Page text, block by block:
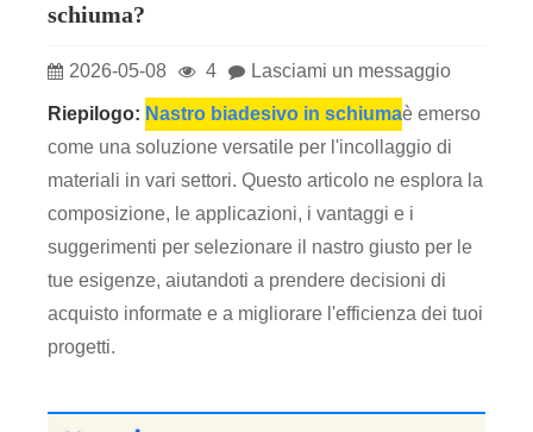
schiuma?
2026-05-08 4 Lasciami un messaggio
Riepilogo: Nastro biadesivo in schiumaè emerso
come una soluzione versatile per l'incollaggio di
materiali in vari settori. Questo articolo ne esplora la
composizione, le applicazioni, i vantaggi e i
suggerimenti per selezionare il nastro giusto per le
tue esigenze, aiutandoti a prendere decisioni di
acquisto informate e a migliorare l'efficienza dei tuoi
progetti.